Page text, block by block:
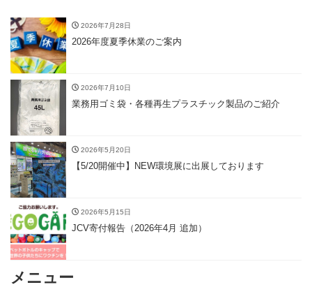
2026年7月28日
2026年度夏季休業のご案内
2026年7月10日
業務用ゴミ袋・各種再生プラスチック製品のご紹介
2026年5月20日
【5/20開催中】NEW環境展に出展しております
2026年5月15日
JCV寄付報告（2026年4月 追加）
メニュー